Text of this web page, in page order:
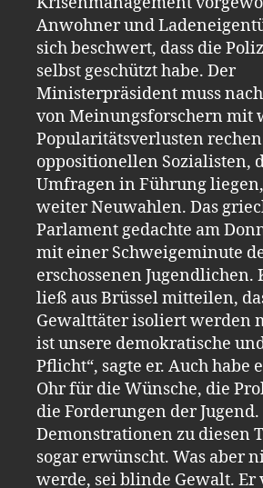
Anwohner und
sich beschwert, dass die
selbst geschützt habe. Der
Ministerpräsident muss
von Meinungsforschern mit
Popularitätsverlusten
oppositionellen Sozialisten,
Umfragen in Führung
weiter Neuwahlen. Das
Parlament gedachte am
mit einer Schweigeminute
erschossenen Jugendlichen.
ließ aus Brüssel mitteilen,
Gewalttäter isoliert werden
ist unsere demokratische
Pflicht“, sagte er. Auch habe
Ohr für die Wünsche, die
die Forderungen der Jugend.
Demonstrationen zu diesen
sogar erwünscht. Was aber
werde, sei blinde Gewalt. Er